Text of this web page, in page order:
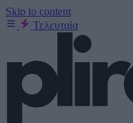
Skip to content
Τελευταία